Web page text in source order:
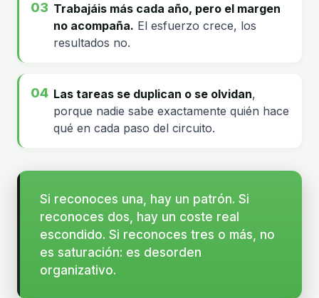
Trabajáis más cada año, pero el margen
no acompaña. El esfuerzo crece, los
resultados no.
Las tareas se duplican o se olvidan,
porque nadie sabe exactamente quién hace
qué en cada paso del circuito.
Si reconoces una, hay un patrón. Si
reconoces dos, hay un coste real
escondido. Si reconoces tres o más, no
es saturación: es desorden
organizativo.